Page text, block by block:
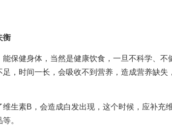
健身体，当然是健康饮食，一旦不科学、不
足，时间一长，会吸收不到营养，造成营养缺失
素B，会造成白发出现，这个时候，应补充
。